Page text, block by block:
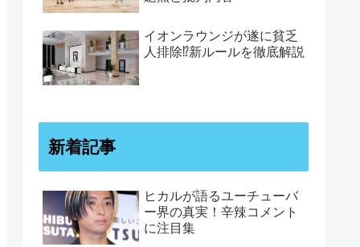
イオンラウンジが遂に貧乏
人排除⁉新ルールを徹底解説
新着記事
ヒカルが語るユーチューバ
ー界の真実！辛辣コメント
に注目集